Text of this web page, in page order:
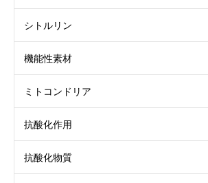
シトルリン
機能性素材
ミトコンドリア
抗酸化作用
抗酸化物質